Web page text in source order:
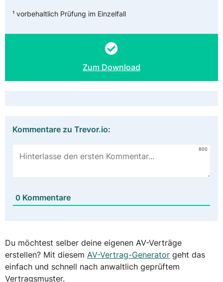
¹ vorbehaltlich Prüfung im Einzelfall
Zum Download
Kommentare zu Trevor.io:
800
0 Kommentare
Du möchtest selber deine eigenen AV-Verträge
erstellen? Mit diesem AV-Vertrag-Generator geht das
einfach und schnell nach anwaltlich geprüftem
Vertragsmuster.